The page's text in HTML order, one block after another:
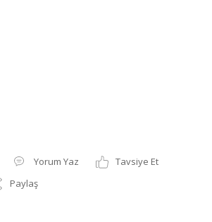
Yorum Yaz
Tavsiye Et
Paylaş